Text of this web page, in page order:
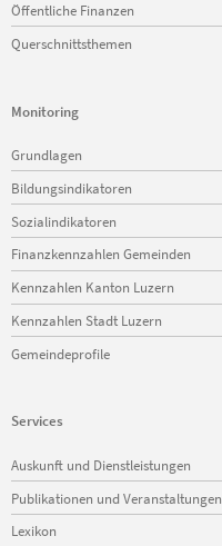
Öffentliche Finanzen
Querschnittsthemen
Monitoring
Navigation
überspringen
Grundlagen
Bildungsindikatoren
Sozialindikatoren
Finanzkennzahlen Gemeinden
Kennzahlen Kanton Luzern
Kennzahlen Stadt Luzern
Gemeindeprofile
Services
Navigation
überspringen
Auskunft und Dienstleistungen
Publikationen und Veranstaltungen
Lexikon